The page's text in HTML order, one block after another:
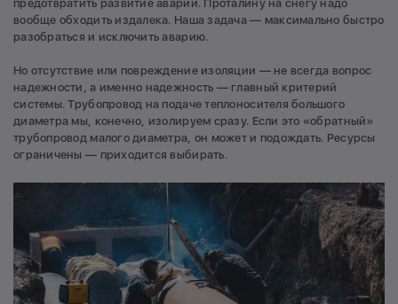
предотвратить развитие аварии. Проталину на снегу надо
вообще обходить издалека. Наша задача — максимально быстро
разобраться и исключить аварию.
Но отсутствие или повреждение изоляции — не всегда вопрос
надежности, а именно надежность — главный критерий
системы. Трубопровод на подаче теплоносителя большого
диаметра мы, конечно, изолируем сразу. Если это «обратный»
трубопровод малого диаметра, он может и подождать. Ресурсы
ограничены — приходится выбирать.